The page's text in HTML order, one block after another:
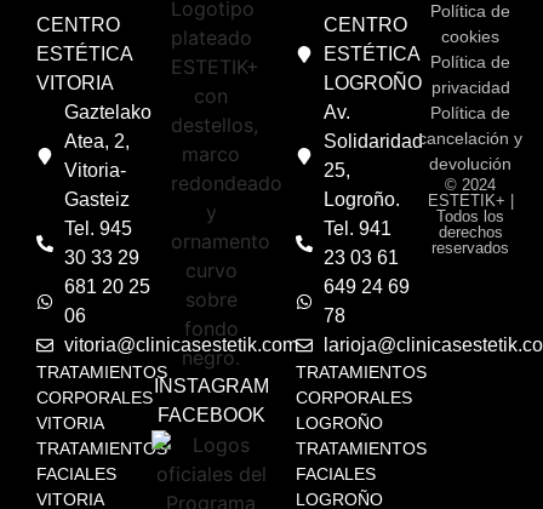
CENTRO
ESTÉTICA
VITORIA
Gaztelako
Atea, 2,
Vitoria-
Gasteiz
Tel. 945
30 33 29
681 20 25
06
vitoria@clinicasestetik.com
TRATAMIENTOS
CORPORALES
VITORIA
TRATAMIENTOS
FACIALES
VITORIA
INSTAGRAM
FACEBOOK
CENTRO
ESTÉTICA
LOGROÑO
Av.
Solidaridad
25,
Logroño.
Tel. 941
23 03 61
649 24 69
78
TRATAMIENTOS
CORPORALES
LOGROÑO
TRATAMIENTOS
FACIALES
LOGROÑO
Política de
cookies
Política de
privacidad
Política de
cancelación y
devolución
© 2024
ESTETIK+ |
Todos los
derechos
reservados